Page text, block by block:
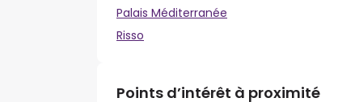
Palais Méditerranée
Risso
Points d’intérêt à proximité